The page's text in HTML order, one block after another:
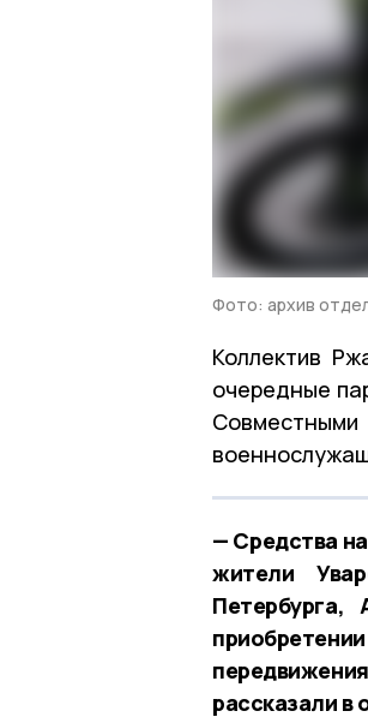
Фото: архив
Коллектив
очередные
— Средства
жители
рассказали в